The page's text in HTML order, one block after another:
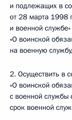
и подлежащих в
от 28 марта 1998
и военной
«О воинской
на военную
2. Осуществить в
«О воинской
с военной службы
срок военной